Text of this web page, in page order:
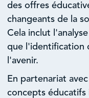
des offres
changeants de la
Cela inclut
que l'identification
l'avenir.
En partenariat
concepts éducatifs